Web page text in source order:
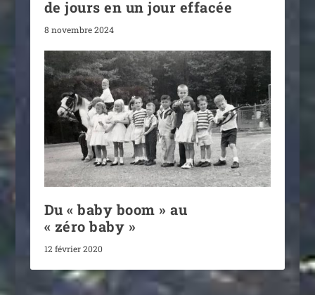
de jours en un jour effacée
8 novembre 2024
Du « baby boom » au
« zéro baby »
12 février 2020